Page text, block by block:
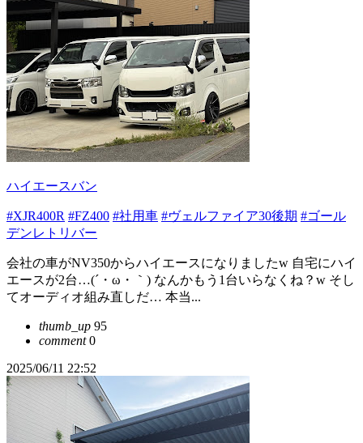
ハイエースバン
#XJR400R #FZ400 #社用車 #ヴェルファイア30後期 #ゴール
デンレトリバー
会社の車がNV350からハイエースになりましたw 自宅にハイ
エースが2台…(´・ω・｀) なんかもう1台いらなくね？w そし
てオーディオ組み直しだ… 本当...
thumb_up 95
comment0
2025/06/11 22:52